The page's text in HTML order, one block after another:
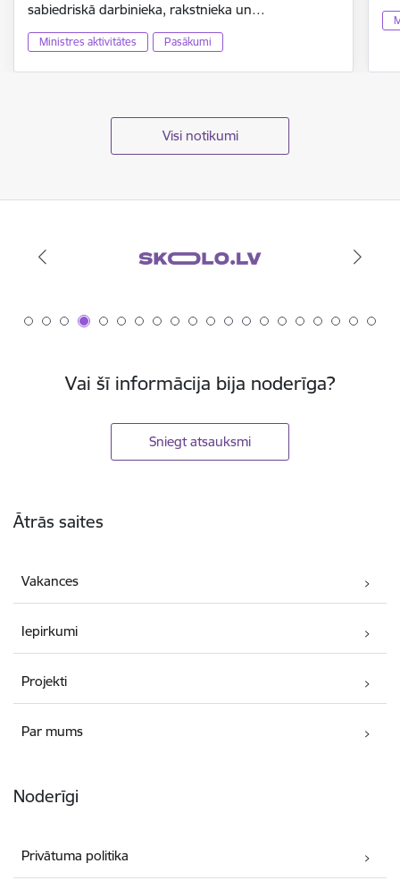
sabiedriskā darbinieka, rakstnieka un…
Ministres aktivitātes Pasākumi
Visi notikumi
Vai šī informācija bija noderīga?
Sniegt atsauksmi
Ātrās saites
Vakances
Iepirkumi
Projekti
Par mums
Noderīgi
Privātuma politika